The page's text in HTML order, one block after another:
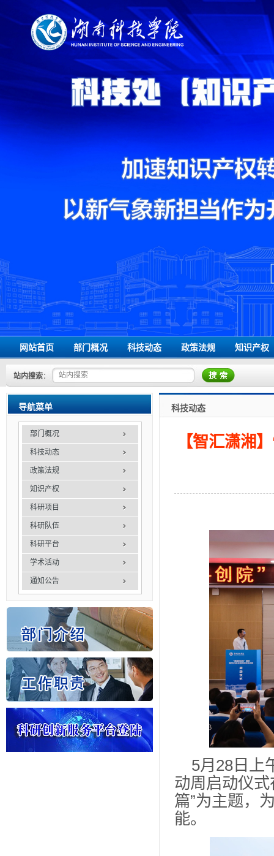
网站首页 部门概况
领导信息
组织机构
联系我们
科技动态 政策法规
国家级相关文件
省级相关文件
学校相关文件
知识产权
站内搜索：
导航菜单
部门概况
科技动态
政策法规
知识产权
科研项目
科研队伍
科研平台
学术活动
通知公告
科技动态
【智汇潇湘
5月28日上
动周启动仪式
篇”为主题，
能。